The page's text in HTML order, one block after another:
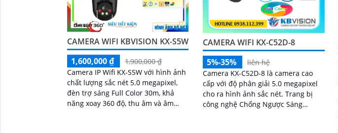
CAMERA WIFI KBVISION KX-S5W
1,600,000 ₫
1,900,000 ₫
Camera IP Wifi KX-S5W với hình ảnh
chất lượng sắc nét 5.0 megapixel,
đèn trợ sáng Full Color 30m, khả
năng xoay 360 độ, thu âm và âm
CAMERA WIFI KX-C52D-8
5%-35%
liên hệ
Camera KX-C52D-8 là camera cao
cấp với độ phân giải 5.0 megapixel
cho ra hình ảnh sắc nét. Trang bị
công nghệ Chống Ngược Sáng